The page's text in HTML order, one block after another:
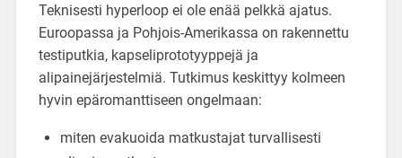
Teknisesti hyperloop ei ole enää pelkkä ajatus.
Euroopassa ja Pohjois-Amerikassa on rakennettu
testiputkia, kapseliprototyyppejä ja
alipainejärjestelmiä. Tutkimus keskittyy kolmeen
hyvin epäromanttiseen ongelmaan:
miten evakuoida matkustajat turvallisesti